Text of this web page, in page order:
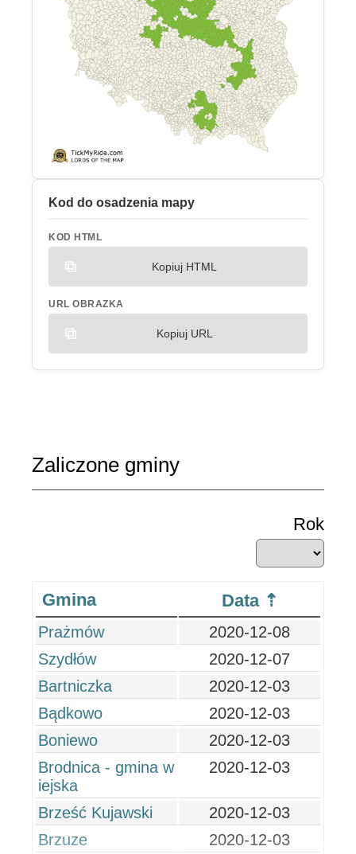
Kod do osadzenia mapy
KOD HTML
Kopiuj HTML
URL OBRAZKA
Kopiuj URL
Zaliczone gminy
Rok
Gmina Data
Prażmów
2020-12-08
Szydłów
2020-12-07
Bartniczka
2020-12-03
Bądkowo
2020-12-03
Boniewo
2020-12-03
Brodnica - gmina w
iejska
2020-12-03
Brześć Kujawski
2020-12-03
Brzuze
2020-12-03